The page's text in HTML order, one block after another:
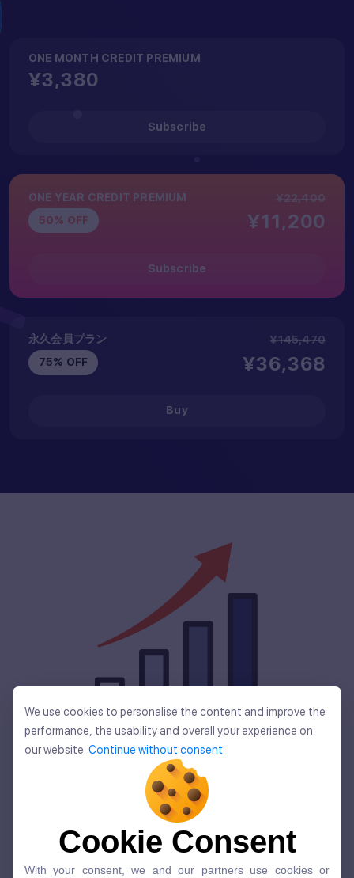
ONE MONTH CREDIT PREMIUM
¥3,380
Subscribe
ONE YEAR CREDIT PREMIUM
¥22,400
50% OFF
¥11,200
Subscribe
永久会員プラン
¥145,470
75% OFF
¥36,368
Buy
全世界ユーザー数
5,400万人を
突破しました。
We use cookies to personalise the content and improve the
performance, the usability and overall your experience on
Continue without consent
Cookie Consent
We use cookies to personalise the content and improve the
performance, the usability and overall your experience on
our website. Continue without consent
Cookie Consent
With your consent, we and our partners use cookies or